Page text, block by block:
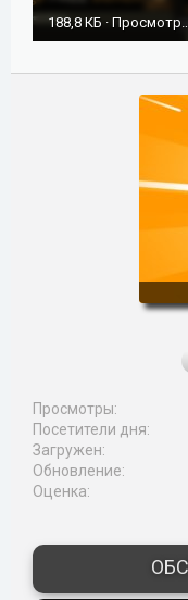
188,8 КБ ·
Просмотры
Посетители дня
Загружен
Обновление
Оценка